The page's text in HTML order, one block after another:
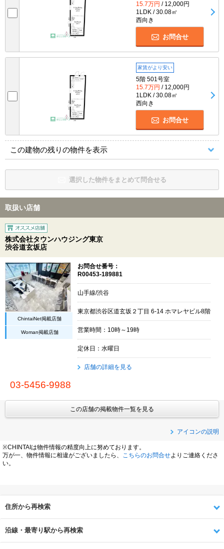
15.7万円 / 12,000円
1LDK / 30.08㎡
西向き
お問合せ
家賃がより安い
5階 501号室
15.7万円 / 12,000円
1LDK / 30.08㎡
西向き
お問合せ
この建物の残りの物件を表示
選択した物件をまとめて問合せる
取扱い店舗
株式会社タウンハウジング東京
渋谷道玄坂店
ChintaiNet掲載店舗
Woman掲載店舗
お問合せ番号：
R00453-189881
山手線/渋谷
東京都渋谷区道玄坂２丁目 6-14 ホマレヤビル8階
営業時間：10時～19時
定休日：水曜日
店舗の詳細を見る
03-5456-9988
この店舗の掲載物件一覧を見る
アイコンの説明
※CHINTAIは物件情報の精度向上に努めております。
万が一、物件情報に相違がございましたら、
こちらのお問合せよりご連絡くださ
い。
住所から再検索
沿線・最寄り駅から再検索